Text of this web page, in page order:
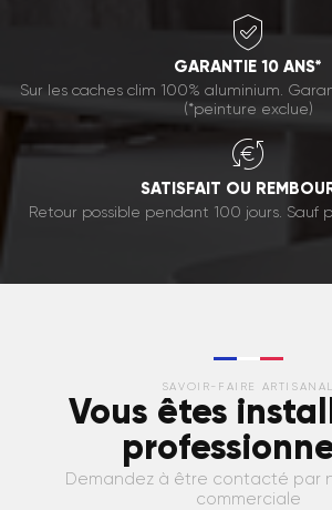
GARANTIE 10 ANS*
Sur les caches clim 100% aluminium.
(*peinture exclue)
SATISFAIT OU
Retour possible pendant 100 jours. Sauf
SAVOIR-FAIRE ARTISANAL
Vous êtes
Demandez à être contacté par
commerciale